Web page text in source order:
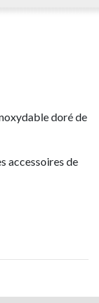
doré de
accessoires de